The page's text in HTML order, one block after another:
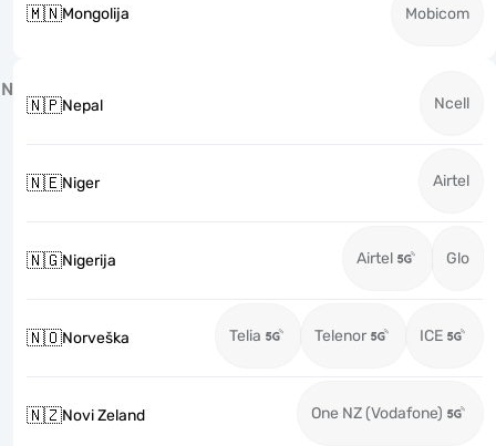
🇲🇳Mongolija Mobicom
N
🇳🇵Nepal Ncell
🇳🇪Niger Airtel
🇳🇬Nigerija Airtel Glo
🇳🇴Norveška Telia Telenor ICE
🇳🇿Novi Zeland One NZ (Vodafone)